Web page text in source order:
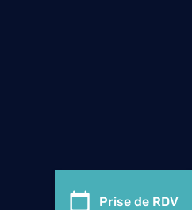
Prise de RDV